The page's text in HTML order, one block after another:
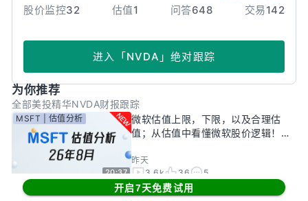
股价监控32 估值1 问答648 交易142
进入 「NVDA 」 绝对跟踪
为你推荐
全部美投精华NVDA财报跟踪
20:37
MSFT | 估值分析
微软估值上限，下限，以及合理估
值；从估值中看懂微软股价逻辑！
昨天
3.6k
36
5
GOOG | 财报跟踪
同样砸钱，同样云收入爆表，凭什么
开启7天免费试用